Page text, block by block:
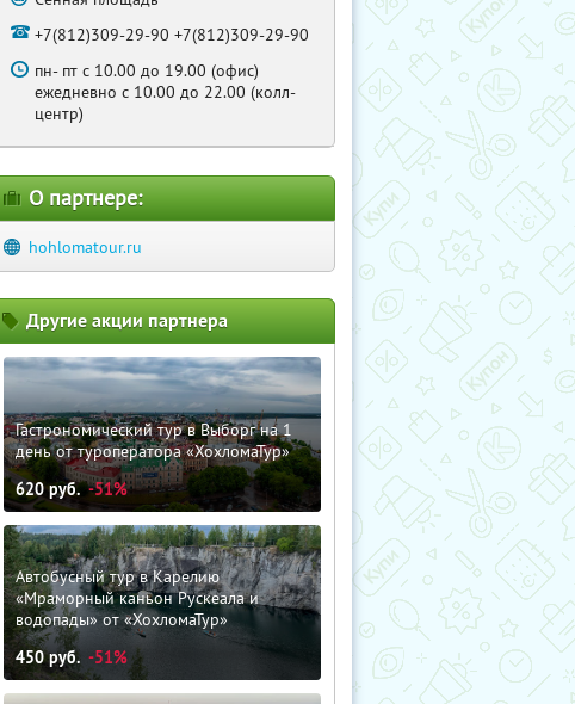
+7(812)309-29-90 +7(812)309-29-90
пн- пт с 10.00 до 19.00 (офис)
ежедневно с 10.00 до 22.00 (колл-
центр)
О партнере:
hohlomatour.ru
Другие акции партнера
Гастрономический тур в Выборг на 1
день от туроператора «ХохломаТур»
620руб. -51%
Автобусный тур в Карелию
«Мраморный каньон Рускеала и
водопады» от «ХохломаТур»
450руб. -51%